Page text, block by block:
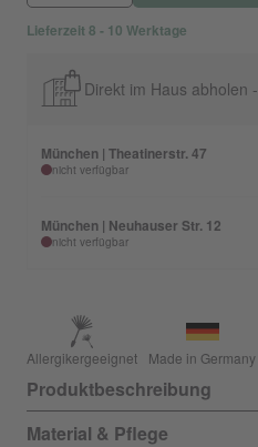
Lieferzeit 8 - 10 Werktage
Direkt im Haus abholen -
München | Theatinerstr. 47
nicht verfügbar
München | Neuhauser Str. 12
nicht verfügbar
Allergikergeeignet Made in Germany
Produktbeschreibung
Material & Pflege